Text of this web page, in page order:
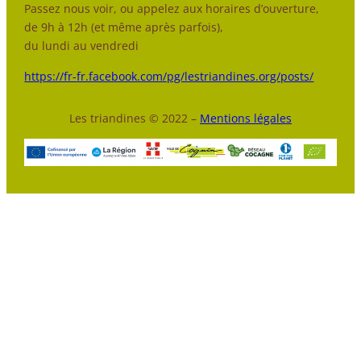
Passez nous voir, ou appelez aux horaires d’ouverture,
de 9h à 12h (et même après parfois),
du lundi au vendredi
https://fr-fr.facebook.com/pg/lestriandines.org/posts/
Les triandines © 2022 – Mentions légales